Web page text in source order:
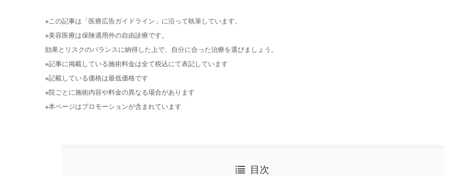
※この記事は「医療広告ガイドライン」に沿って執筆しています。
※美容医療は保険適用外の自由診療です。
効果とリスクのバランスに納得した上で、自分に合った治療を選びましょう。
※記事に掲載している施術料金は全て税込にて表記しています
※記載している価格は最低価格です
※院ごとに施術内容や料金の異なる場合があります
※本ページはプロモーションが含まれています
目次